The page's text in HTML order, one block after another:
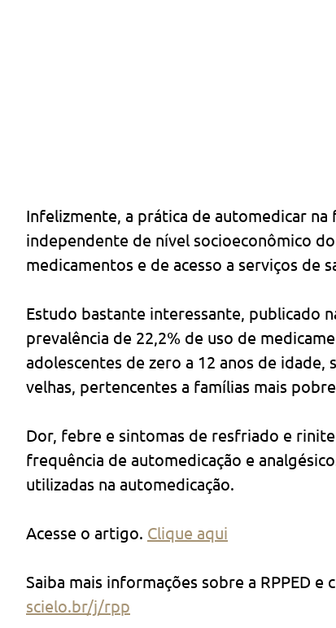
Infelizmente, a prática de automedicar
independente de nível socioeconômico
medicamentos e de acesso a serviços de
Estudo bastante interessante, publicado
prevalência de 22,2% de uso de
adolescentes de zero a 12 anos de
velhas, pertencentes a famílias mais
Dor, febre e sintomas de resfriado e
frequência de automedicação e
utilizadas na automedicação.
Acesse o artigo. Clique aqui
Saiba mais informações sobre a RPPED
scielo.br/j/rpp